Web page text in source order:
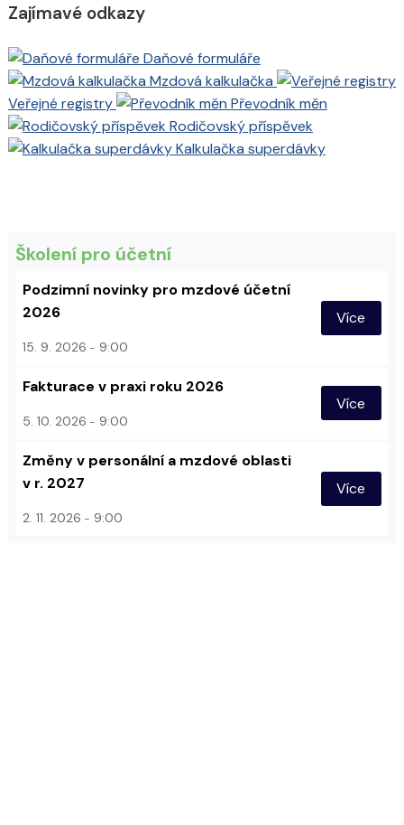
Zajímavé odkazy
Daňové formuláře
Mzdová kalkulačka
Veřejné registry
Převodník měn
Rodičovský příspěvek
Kalkulačka superdávky
Školení pro účetní
Podzimní novinky pro mzdové účetní
2026
15. 9. 2026 9:00
Více
Fakturace v praxi roku 2026
5. 10. 2026 9:00
Více
Změny v personální a mzdové oblasti
v r. 2027
2. 11. 2026 9:00
Více